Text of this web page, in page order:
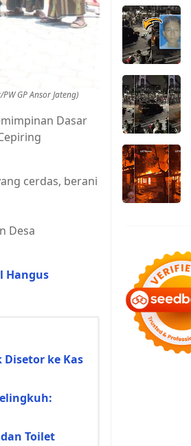
GP Ansor Jateng)
Dasar
cerdas, berani
Desa
Hangus
Disetor ke Kas
Toilet